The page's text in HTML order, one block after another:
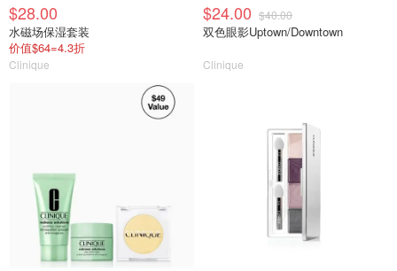
$28.00
水磁场保湿套装
价值$64=4.3折
Clinique
$24.00 $40.00
双色眼影Uptown/Downtown
Clinique